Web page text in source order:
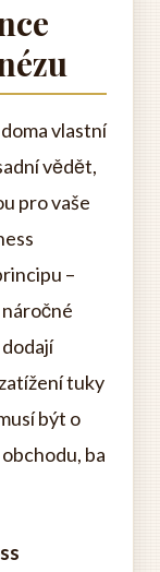
vlastní
vědět,
pro vaše
–
tuky
být o
ba